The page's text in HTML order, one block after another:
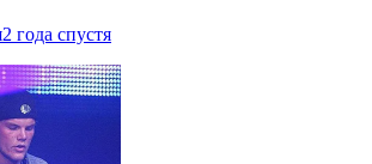
2 года спустя